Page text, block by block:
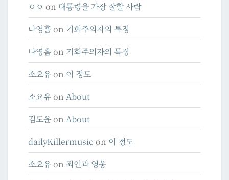
ㅇㅇ on 대통령을 가장 잘할 사람
나영흠on 기회주의자의 특징
나영흠on 기회주의자의 특징
소요유on 이 정도
소요유on About
김도윤on About
dailyKillermusic on 이 정도
소요유on 죄인과 영웅